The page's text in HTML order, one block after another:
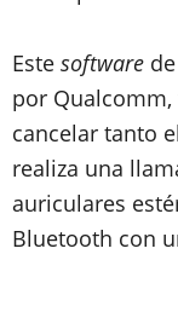
Este software
por
cancelar tanto
realiza una
auriculares
Bluetooth con